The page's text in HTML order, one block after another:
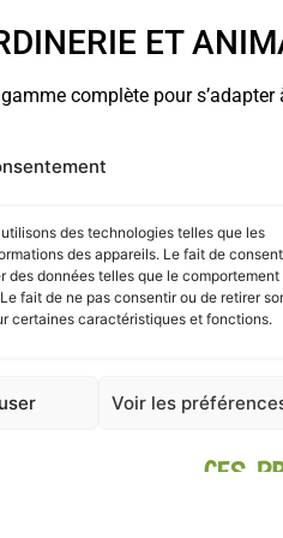
des technologies telles que les
des appareils. Le fait de
données telles que le comportement
fait de ne pas consentir ou de retirer
certaines caractéristiques et fonctions.
Voir les
ET
gamme complète pour
conseils pour les animaux
votre igloo Naomi XL
votre équipement animalier
facile pour charger vos articles
CES